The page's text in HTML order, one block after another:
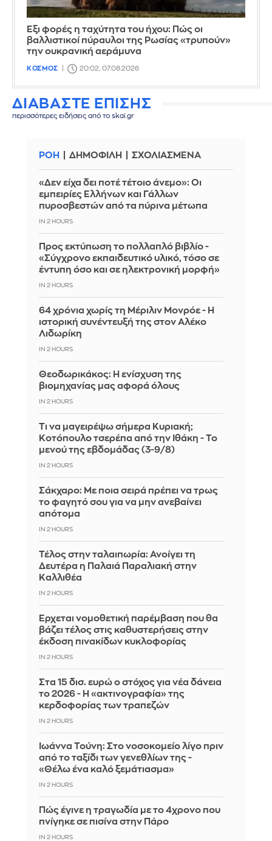
Έξι φορές η ταχύτητα του ήχου: Πώς οι
βαλλιστικοί πύραυλοι της Ρωσίας «τρυπούν»
την ουκρανική αεράμυνα
ΚΟΣΜΟΣ 20:02, 07.08.2026
ΔΙΑΒΑΣΤΕ ΕΠΙΣΗΣ
περισσότερες ειδήσεις από το skai.gr
ΡΟΗ ΔΗΜΟΦΙΛΗ ΣΧΟΛΙΑΣΜΕΝΑ
«Δεν είχα δει ποτέ τέτοιο άνεμο»: Οι
εμπειρίες Ελλήνων και Γάλλων
πυροσβεστών από τα πύρινα μέτωπα
IN 2 HOURS
Προς εκτύπωση το πολλαπλό βιβλίο -
«Σύγχρονο εκπαιδευτικό υλικό, τόσο σε
έντυπη όσο και σε ηλεκτρονική μορφή»
IN 2 HOURS
64 χρόνια χωρίς τη Μέριλιν Μονρόε - Η
ιστορική συνέντευξή της στον Αλέκο
Λιδωρίκη
IN 2 HOURS
Θεοδωρικάκος: Η ενίσχυση της
βιομηχανίας μας αφορά όλους
IN 2 HOURS
Τι να μαγειρέψω σήμερα Κυριακή;
Κοτόπουλο τσερέπα από την Ιθάκη - Το
μενού της εβδομάδας (3-9/8)
IN 2 HOURS
Σάκχαρο: Με ποια σειρά πρέπει να τρως
το φαγητό σου για να μην ανεβαίνει
απότομα
IN 2 HOURS
Τέλος στην ταλαιπωρία: Ανοίγει τη
Δευτέρα η Παλαιά Παραλιακή στην
Καλλιθέα
IN 2 HOURS
Έρχεται νομοθετική παρέμβαση που θα
βάζει τέλος στις καθυστερήσεις στην
έκδοση πινακίδων κυκλοφορίας
IN 2 HOURS
Στα 15 δισ. ευρώ ο στόχος για νέα δάνεια
το 2026 - Η «ακτινογραφία» της
κερδοφορίας των τραπεζών
IN 2 HOURS
Ιωάννα Τούνη: Στο νοσοκομείο λίγο πριν
από το ταξίδι των γενεθλίων της -
«Θέλω ένα καλό ξεμάτιασμα»
IN 2 HOURS
Πώς έγινε η τραγωδία με το 4χρονο που
πνίγηκε σε πισίνα στην Πάρο
IN 2 HOURS